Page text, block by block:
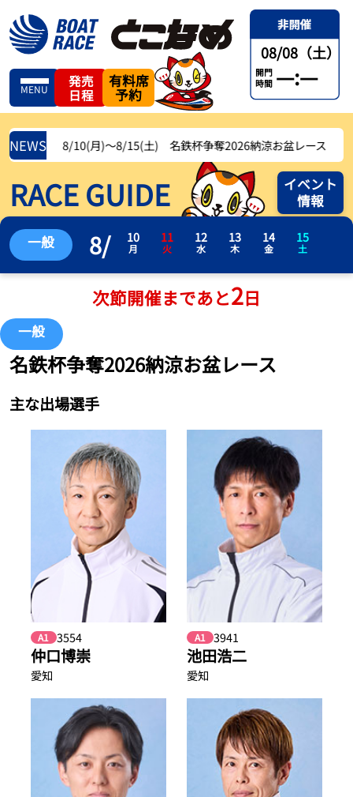
MENU
発売
日程
有料席
予約
08/08（土）
開門
時間 —:—
NEWS8/10(月)〜8/15(土) 名鉄杯争奪2026納涼お盆レース
RACE GUIDE
イベント
情報
一般 8/ 10
月
11
火
12
水
13
木
14
金
15
土
次節開催まであと2日
一般
名鉄杯争奪2026納涼お盆レース
主な出場選手
A1 3554
仲口博崇
愛知
A1 3941
池田浩二
愛知